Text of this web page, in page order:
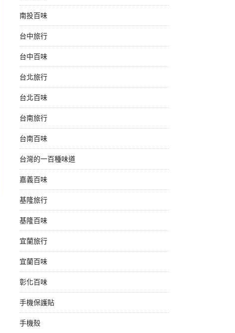
南投百味
台中旅行
台中百味
台北旅行
台北百味
台南旅行
台南百味
台灣的一百種味道
嘉義百味
基隆旅行
基隆百味
宜蘭旅行
宜蘭百味
彰化百味
手機保護貼
手機殼